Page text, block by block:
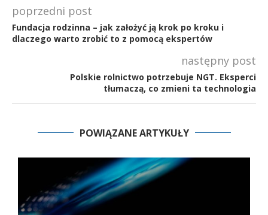
poprzedni post
Fundacja rodzinna – jak założyć ją krok po kroku i
dlaczego warto zrobić to z pomocą ekspertów
następny post
Polskie rolnictwo potrzebuje NGT. Eksperci
tłumaczą, co zmieni ta technologia
POWIĄZANE ARTYKUŁY